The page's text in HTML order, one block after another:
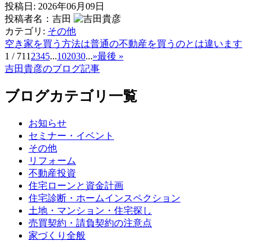
投稿日: 2026年06月09日
投稿者名：吉田
カテゴリ: その他
空き家を買う方法は普通の不動産を買うのとは違います
1 / 71 1 2345...102030...»最後 »
吉田貴彦のブログ記事
ブログカテゴリ一覧
お知らせ
セミナー・イベント
その他
リフォーム
不動産投資
住宅ローンと資金計画
住宅診断・ホームインスペクション
土地・マンション・住宅探し
売買契約・請負契約の注意点
家づくり全般